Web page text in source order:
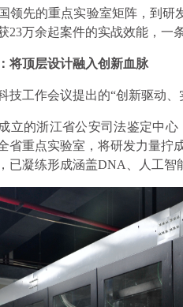
领先的重点实验室矩阵，到
23万余起案件的实战效能，一
将顶层设计融入创新血脉
技工作会议提出的“创新驱动
立的浙江省公安司法鉴定中
省重点实验室，将研发力量拧
已凝练形成涵盖DNA、人工智